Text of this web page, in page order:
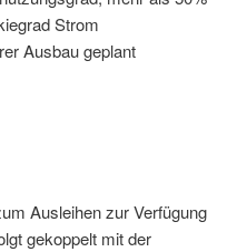
Strom
Ausbau geplant
Ausleihen zur Verfügung
gekoppelt mit der